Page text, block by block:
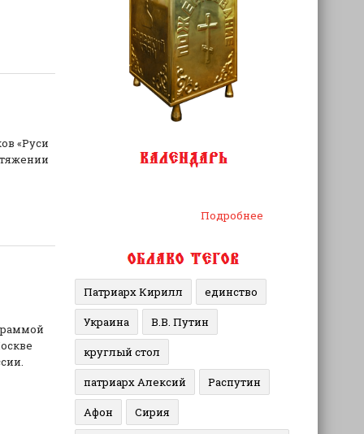
«Руси
Подробнее
Патриарх Кирилл единство
Украина В.В. Путин
круглый стол
патриарх Алексий Распутин
Афон Сирия